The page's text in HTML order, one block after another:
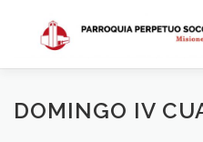
contenido
INICIO DÓNDE
DOMINGO IV